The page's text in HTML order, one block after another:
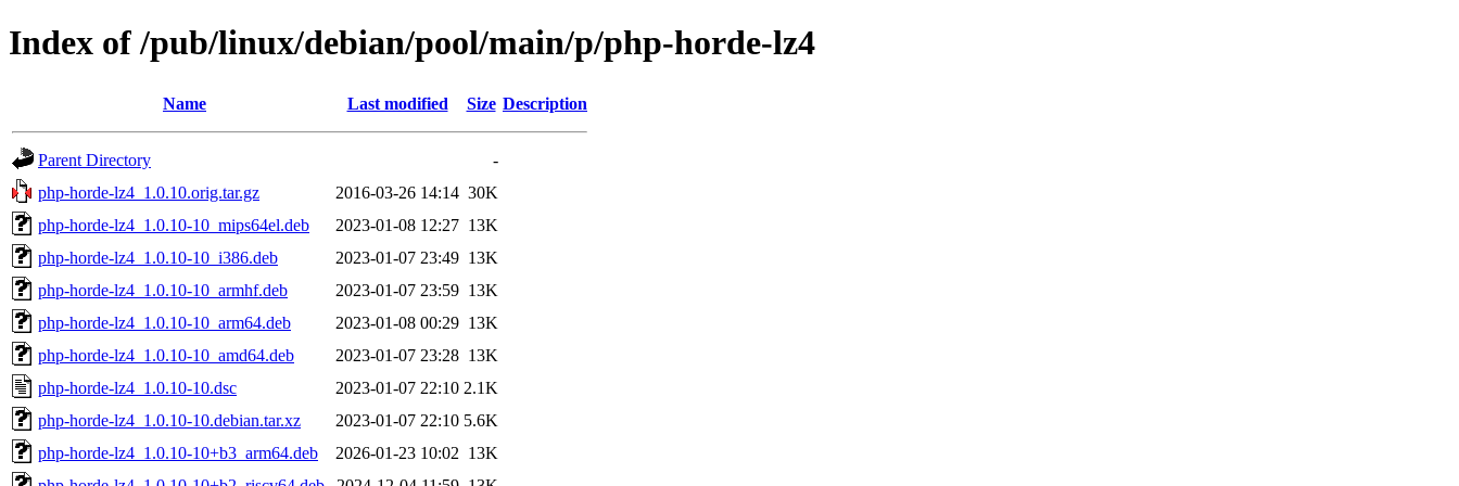
Index of /pub/linux/debian/pool/main/p/php-horde-lz4
Name Last modified Size Description
Parent Directory
-
php-horde-lz4_1.0.10.orig.tar.gz
2016-03-26 14:14 30K
php-horde-lz4_1.0.10-10_mips64el.deb
2023-01-08 12:27 13K
php-horde-lz4_1.0.10-10_i386.deb
2023-01-07 23:49 13K
php-horde-lz4_1.0.10-10_armhf.deb
2023-01-07 23:59 13K
php-horde-lz4_1.0.10-10_arm64.deb
2023-01-08 00:29 13K
php-horde-lz4_1.0.10-10_amd64.deb
2023-01-07 23:28 13K
php-horde-lz4_1.0.10-10.dsc
2023-01-07 22:10 2.1K
php-horde-lz4_1.0.10-10.debian.tar.xz
2023-01-07 22:10 5.6K
php-horde-lz4_1.0.10-10+b3_arm64.deb
2026-01-23 10:02 13K